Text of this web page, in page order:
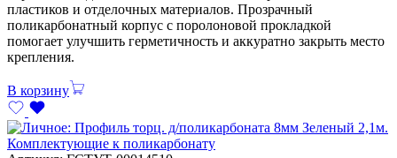
пластиков и отделочных материалов. Прозрачный
поликарбонатный корпус с поролоновой прокладкой
помогает улучшить герметичность и аккуратно закрыть место
крепления.
В корзину
Комплектующие к поликарбонату